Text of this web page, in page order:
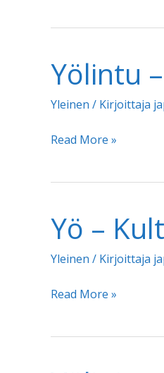
En
sua
enää
Yölintu
Yleinen / Kirjoittaja
Yölintu
Musta
Read More »
Yö –
Yleinen / Kirjoittaja
Yö
Kultakala
Read More »